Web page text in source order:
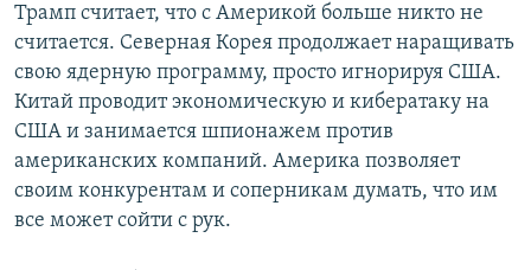
Трамп считает, что с Америкой больше никто не
считается. Северная Корея продолжает наращивать
свою ядерную программу, просто игнорируя США.
Китай проводит экономическую и кибератаку на
США и занимается шпионажем против
американских компаний. Америка позволяет
своим конкурентам и соперникам думать, что им
все может сойти с рук.